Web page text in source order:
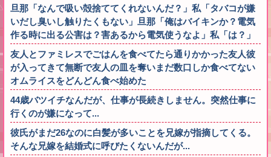
旦那「なんで吸い殻捨ててくれないんだ？」私「タバコが嫌
いだし臭いし触りたくもない」旦那「俺はバイキンか？電気
作る時に出る公害は？害あるから電気使うなよ」私「は？」
友人とファミレスでごはんを食べてたら通りかかった友人彼
が入ってきて無断で友人の皿を奪いまだ数口しか食べてない
オムライスをどんどん食べ始めた
44歳バツイチなんだが、仕事が長続きしません。突然仕事に
行くのが嫌になって...
彼氏がまだ26なのに白髪が多いことを兄嫁が指摘してくる。
そんな兄嫁を結婚式に呼びたくないんだが...